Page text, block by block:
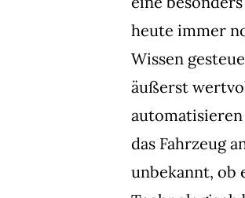
heute immer
Wissen
äußerst
das Fahrzeug
unbekannt, ob